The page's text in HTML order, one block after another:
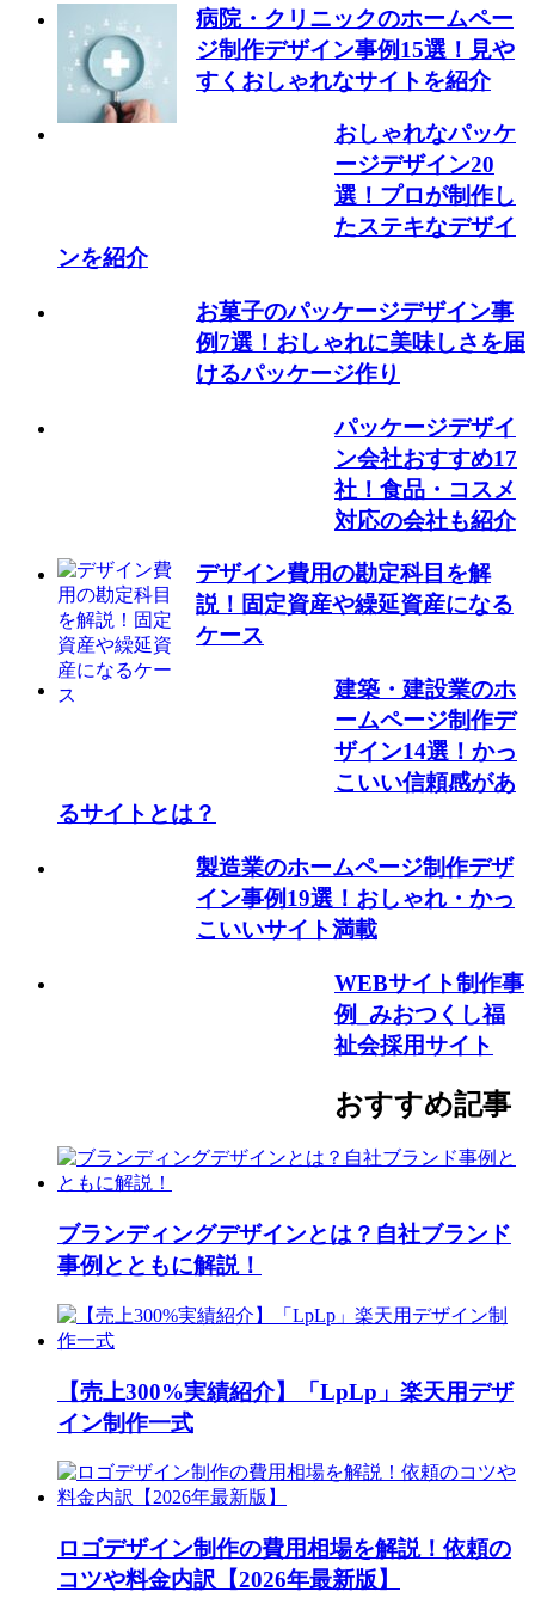
病院・クリニックのホームペー
ジ制作デザイン事例15選！見や
すくおしゃれなサイトを紹介
おしゃれなパッケ
ージデザイン20
選！プロが制作し
たステキなデザイ
ンを紹介
お菓子のパッケージデザイン事
例7選！おしゃれに美味しさを届
けるパッケージ作り
パッケージデザイ
ン会社おすすめ17
社！食品・コスメ
対応の会社も紹介
デザイン費用の勘定科目を解
説！固定資産や繰延資産になる
ケース
建築・建設業のホ
ームページ制作デ
ザイン14選！かっ
こいい信頼感があ
るサイトとは？
製造業のホームページ制作デザ
イン事例19選！おしゃれ・かっ
こいいサイト満載
WEBサイト制作事
例_みおつくし福
祉会採用サイト
おすすめ記事
ブランディングデザインとは？自社ブランド
事例とともに解説！
【売上300%実績紹介】「LpLp」楽天用デザ
イン制作一式
ロゴデザイン制作の費用相場を解説！依頼の
コツや料金内訳【2026年最新版】